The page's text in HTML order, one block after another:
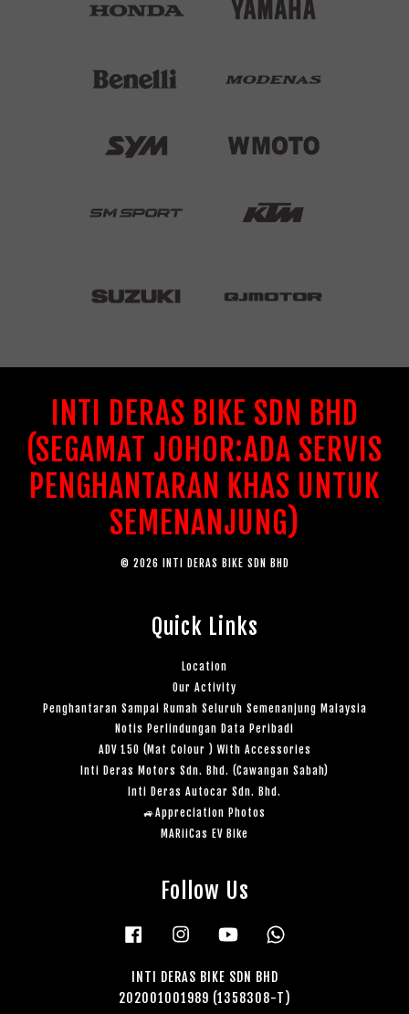
INTI DERAS BIKE SDN BHD
(SEGAMAT JOHOR:ADA SERVIS
PENGHANTARAN KHAS UNTUK
SEMENANJUNG)
© 2026 INTI DERAS BIKE SDN BHD
Quick Links
Location
Our Activity
Penghantaran Sampai Rumah Seluruh Semenanjung Malaysia
Notis Perlindungan Data Peribadi
ADV 150 (Mat Colour ) With Accessories
Inti Deras Motors Sdn. Bhd. (Cawangan Sabah)
Inti Deras Autocar Sdn. Bhd.
🚙Appreciation Photos
MARiiCas EV Bike
Follow Us
Facebook Instagram YouTube
INTI DERAS BIKE SDN BHD
202001001989 (1358308-T)